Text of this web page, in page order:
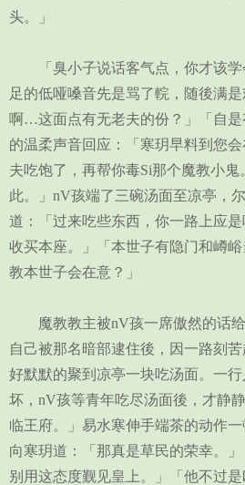
头。」
「臭小子说话客气点，你才该学
足的低哑嗓音先是骂了輐，随後满
啊…这面点有无老夫的份？」「自
的温柔声音回应：「寒玥早料到您
夫吃饱了，再帮你毒Si那个魔教小鬼
此。」nV孩端了三碗汤面至凉亭，
道：「过来吃些东西，你一路上应
收买本座。」「本世子有隐门和嶟
教本世子会在意？」
魔教教主被nV孩一席傲然的话给
自己被那名暗部逮住後，因一路刻
好默默的聚到凉亭一块吃汤面。一
坏，nV孩等青年吃尽汤面後，才静
临王府。」易水寒伸手端茶的动作
向寒玥道：「那真是草民的荣幸。
别用这态度觐见皇上。」「他不过